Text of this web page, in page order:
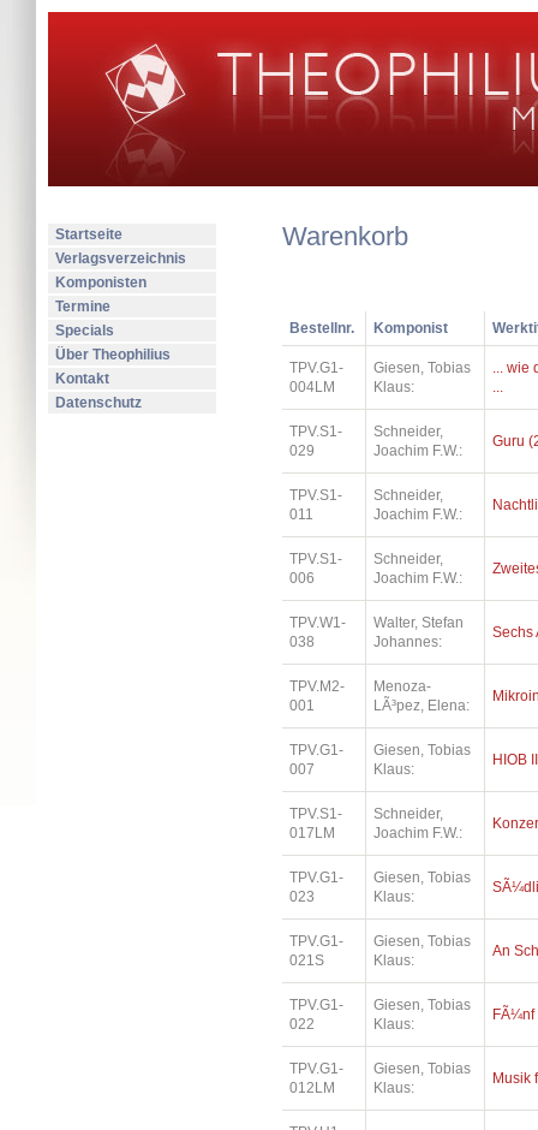
Startseite
Verlagsverzeichnis
Komponisten
Termine
Specials
Über Theophilius
Kontakt
Datenschutz
Warenkorb
Bestellnr. Komponist
TPV.G1-
004LM
Giesen, Tobias
Klaus:
... wie
...
TPV.S1-
029
Schneider,
Joachim F.W.:
Guru
TPV.S1-
011
Schneider,
Joachim F.W.:
TPV.S1-
006
Schneider,
Joachim F.W.:
TPV.W1-
038
Walter, Stefan
Johannes:
Sechs
TPV.M2-
001
Menoza-
LÃ³pez, Elena:
TPV.G1-
007
Giesen, Tobias
Klaus:
HIOB II
TPV.S1-
017LM
Schneider,
Joachim F.W.:
TPV.G1-
023
Giesen, Tobias
Klaus:
TPV.G1-
021S
Giesen, Tobias
Klaus:
An
TPV.G1-
022
Giesen, Tobias
Klaus:
FÃ¼nf
TPV.G1-
012LM
Giesen, Tobias
Klaus:
Musik